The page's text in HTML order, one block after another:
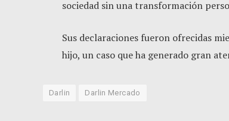
sociedad sin una transformación
Sus declaraciones fueron ofrecidas
hijo, un caso que ha generado gran
Darlin Darlin Mercado